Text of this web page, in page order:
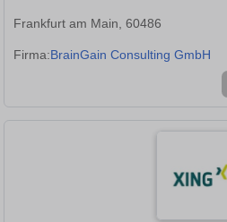
Frankfurt am Main, 60486
Firma:BrainGain Consulting GmbH